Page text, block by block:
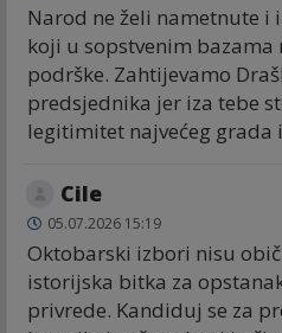
Narod ne želi nametnute i
koji u sopstvenim bazama
podrške. Zahtijevamo
predsjednika jer iza tebe
legitimitet najvećeg grada
Cile
05.07.2026 15:19
Oktobarski izbori nisu
istorijska bitka za
privrede. Kandiduj se za